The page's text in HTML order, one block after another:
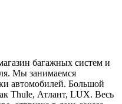
багажных систем и
Мы занимаемся
автомобилей. Большой
Thule, Атлант, LUX. Весь